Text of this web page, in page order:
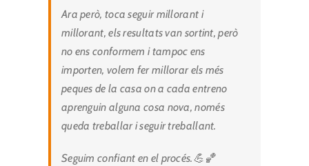
Ara però, toca seguir millorant i
millorant, els resultats van sortint, però
no ens conformem i tampoc ens
importen, volem fer millorar els més
peques de la casa on a cada entreno
aprenguin alguna cosa nova, només
queda treballar i seguir treballant.
Seguim confiant en el procés.💪🏀